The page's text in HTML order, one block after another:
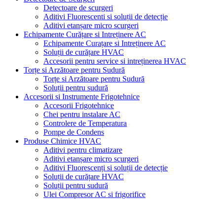
Detectoare de scurgeri
Aditivi Fluorescenti si soluții de detecție
Aditivi etanșare micro scurgeri
Echipamente Curățare si Intreținere AC
Echipamente Curațare si Intreținere AC
Soluții de curățare HVAC
Accesorii pentru service si intreținerea HVAC
Torțe si Arzătoare pentru Sudură
Torțe si Arzătoare pentru Sudură
Soluții pentru sudură
Accesorii si Instrumente Frigotehnice
Accesorii Frigotehnice
Chei pentru instalare AC
Controlere de Temperatura
Pompe de Condens
Produse Chimice HVAC
Aditivi pentru climatizare
Aditivi etanșare micro scurgeri
Aditivi Fluorescenți si soluții de detecție
Soluții de curățare HVAC
Soluții pentru sudură
Ulei Compresor AC si frigorifice